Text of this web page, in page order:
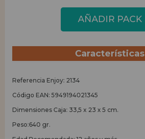
AÑADIR PACK
Características
Referencia Enjoy: 2134
Código EAN: 5949194021345
Dimensiones Caja: 33,5 x 23 x 5 cm.
Peso:640 gr.